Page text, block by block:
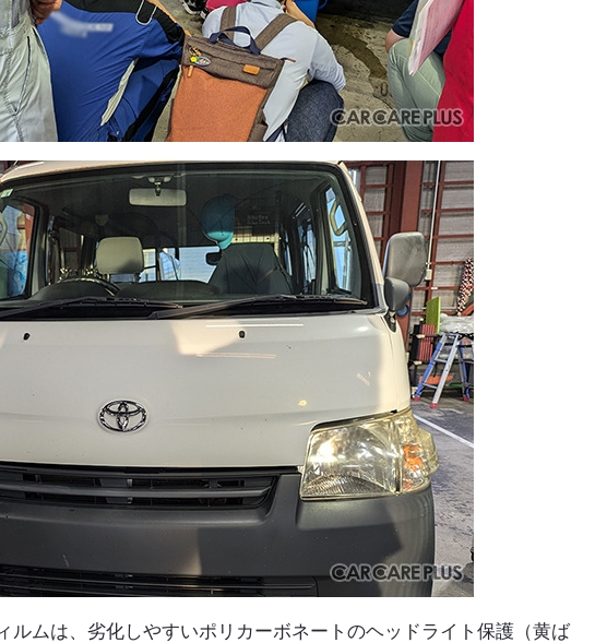
ルムは、劣化しやすいポリカーボネートのヘッドライト保護（黄ば